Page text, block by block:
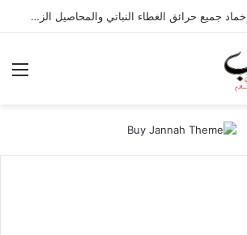
الحماية المدنية: إخماد جميع حرائق الغطاء النباتي والمحاصيل الزراعية المسجلة خلال الساعات الأخيرة